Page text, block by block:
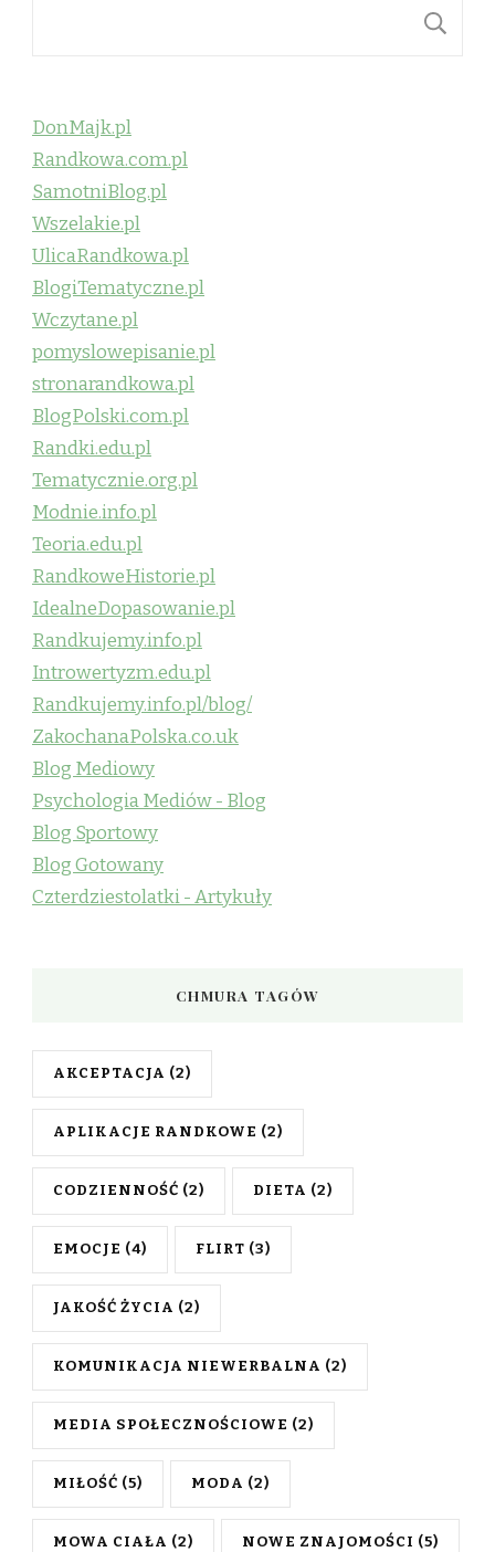
DonMajk.pl
Randkowa.com.pl
SamotniBlog.pl
Wszelakie.pl
UlicaRandkowa.pl
BlogiTematyczne.pl
Wczytane.pl
pomyslowepisanie.pl
stronarandkowa.pl
BlogPolski.com.pl
Randki.edu.pl
Tematycznie.org.pl
Modnie.info.pl
Teoria.edu.pl
RandkoweHistorie.pl
IdealneDopasowanie.pl
Randkujemy.info.pl
Introwertyzm.edu.pl
Randkujemy.info.pl/blog/
ZakochanaPolska.co.uk
Blog Mediowy
Psychologia Mediów - Blog
Blog Sportowy
Blog Gotowany
Czterdziestolatki - Artykuły
CHMURA TAGÓW
AKCEPTACJA (2)
APLIKACJE RANDKOWE (2)
CODZIENNOŚĆ (2) DIETA (2)
EMOCJE (4) FLIRT (3)
JAKOŚĆ ŻYCIA (2)
KOMUNIKACJA NIEWERBALNA (2)
MEDIA SPOŁECZNOŚCIOWE (2)
MIŁOŚĆ (5) MODA (2)
MOWA CIAŁA (2) NOWE ZNAJOMOŚCI (5)